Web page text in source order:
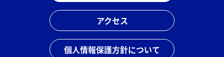
アクセス
個人情報保護方針について